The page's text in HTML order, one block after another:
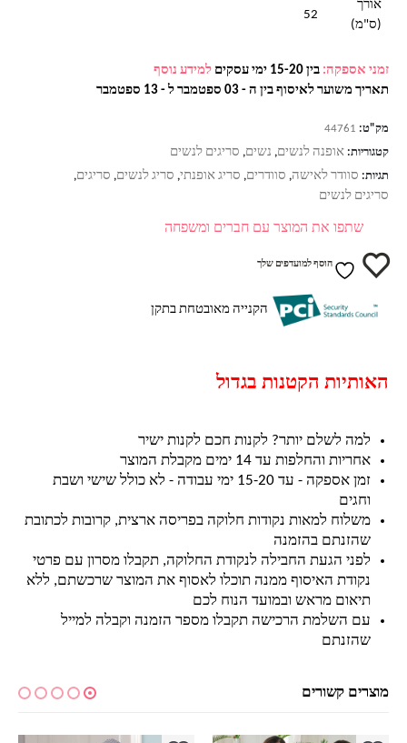
אורך
(ס"מ)
52
זמני אספקה: בין 15-20 ימי עסקים
למידע נוסף
תאריך משוער לאיסוף בין ה - 03 ספטמבר ל - 13 ספטמבר
מק"ט: 44761
קטגוריות: אופנה לנשים, נשים, סריגים לנשים
תגיות: סוודר לאישה, סוודרים, סריג אופנתי, סריג לנשים, סריגים,
סריגים לנשים
שתפו את המוצר עם חברים ומשפחה
הוסף למועדפים שלך
הקנייה מאובטחת בתקן
האותיות הקטנות בגדול
למה לשלם יותר? לקנות חכם לקנות ישיר
אחריות והחלפות עד 14 ימים מקבלת המוצר
זמן אספקה - עד 15-20 ימי עבודה - לא כולל שישי ושבת
וחגים
משלוח למאות נקודות חלוקה בפריסה ארצית, קרובות לכתובת
שהזנתם בהזמנה
לפני הגעת החבילה לנקודת החלוקה, תקבלו מסרון עם פרטי
נקודת האיסוף ממנה תוכלו לאסוף את המוצר שרכשתם, ללא
תיאום מראש ובמועד הנוח לכם
עם השלמת הרכישה תקבלו מספר הזמנה וקבלה למייל
שהזנתם
מוצרים קשורים
למוצר זה יש מספר סוגים. ניתן לבחור את האפשרויות בעמוד המוצר למוצר זה יש מספר סוגים. ניתן לבחור את האפשרויות בעמוד המוצר